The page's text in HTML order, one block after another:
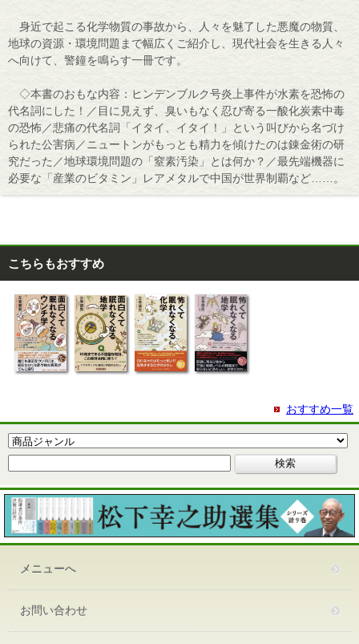
身近で起こる化学物質の事故から、人々を魅了した悪魔の物質、
地球の資源・環境問題まで幅広くご紹介し、現代社会を生きる人々
へ向けて、警鐘を鳴らす一冊です。
◇本書のおもな内容：ヒンデンブルク号炎上事件が水素を恐怖の
代名詞にした！／目に見えず、臭いもなく忍び寄る一酸化炭素中毒
の恐怖／悲痛の代名詞「イタイ、イタイ！」という叫びから名づけ
られた公害病／ニュートンがもっとも精力を傾けたのは錬金術の研
究だった／地球環境問題の「窒素汚染」とは何か？／最先端機器に
必要な「産業のビタミン」レアメタルで中国が世界制覇など……。
こちらもおすすめ
おすすめ一覧
メニューへ
お問い合わせ